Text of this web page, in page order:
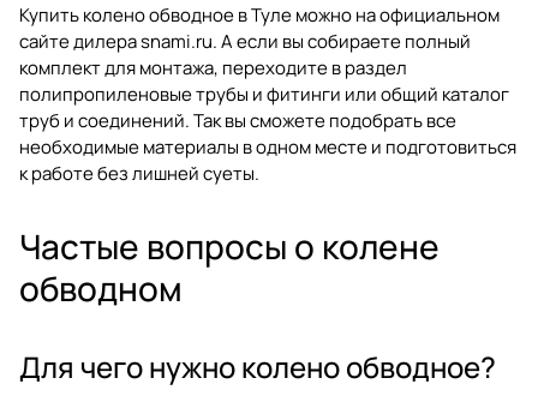
Купить колено обводное в Туле можно на официальном
сайте дилераsnami.ru. А если вы собираете полный
комплект для монтажа, переходите в раздел
полипропиленовые трубы и фитинги или общий каталог
труб и соединений. Так вы сможете подобрать все
необходимые материалы в одном месте и подготовиться
к работе без лишней суеты.
Частые вопросы о колене
обводном
Для чего нужно колено обводное?